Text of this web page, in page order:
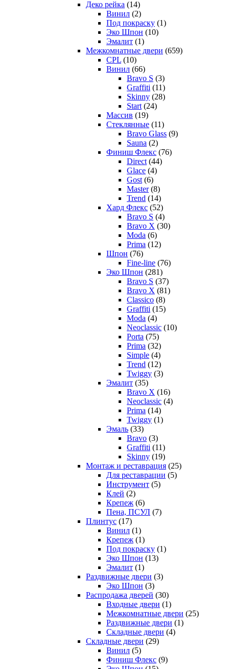
Деко рейка (14)
Винил (2)
Под покраску (1)
Эко Шпон (10)
Эмалит (1)
Межкомнатные двери (659)
CPL (10)
Винил (66)
Bravo S (3)
Graffiti (11)
Skinny (28)
Start (24)
Массив (19)
Стеклянные (11)
Bravo Glass (9)
Sauna (2)
Финиш Флекс (76)
Direct (44)
Glace (4)
Gost (6)
Master (8)
Trend (14)
Хард Флекс (52)
Bravo S (4)
Bravo X (30)
Moda (6)
Prima (12)
Шпон (76)
Fine-line (76)
Эко Шпон (281)
Bravo S (37)
Bravo X (81)
Classico (8)
Graffiti (15)
Moda (4)
Neoclassic (10)
Porta (75)
Prima (32)
Simple (4)
Trend (12)
Twiggy (3)
Эмалит (35)
Bravo X (16)
Neoclassic (4)
Prima (14)
Twiggy (1)
Эмаль (33)
Bravo (3)
Graffiti (11)
Skinny (19)
Монтаж и реставрация (25)
Для реставрации (5)
Инструмент (5)
Клей (2)
Крепеж (6)
Пена, ПСУЛ (7)
Плинтус (17)
Винил (1)
Крепеж (1)
Под покраску (1)
Эко Шпон (13)
Эмалит (1)
Раздвижные двери (3)
Эко Шпон (3)
Распродажа дверей (30)
Входные двери (1)
Межкомнатные двери (25)
Раздвижные двери (1)
Складные двери (4)
Складные двери (29)
Винил (5)
Финиш Флекс (9)